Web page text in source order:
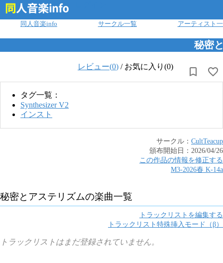
同人音楽info サークル一覧 アーティスト
秘密
レビュー(0) / お気に入り(0)
タグ一覧：
Synthesizer V2
インスト
サークル： CultTeacup
頒布開始日： 2026/04/26
この作品の情報を修正する
M3-2026春 K-14a
秘密とアステリズムの楽曲一覧
トラックリストを編集する
トラックリスト特殊挿入モード（β）
トラックリストはまだ登録されていません。